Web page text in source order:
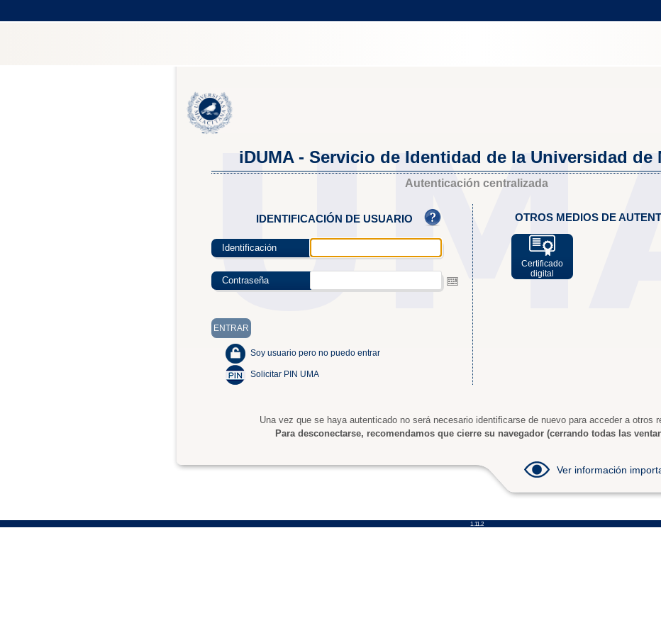
iDUMA - Servicio de Identidad de la Universidad de
Autenticación centralizada
IDENTIFICACIÓN DE USUARIO
Identificación
Contraseña
Soy usuario pero no puedo entrar
Solicitar PIN UMA
OTROS MEDIOS DE
Certificado
digital
Una vez que se haya autenticado no será necesario identificarse de nuevo para acceder a otros
Para desconectarse, recomendamos que cierre su navegador (cerrando todas las
Ver información
1.11.2